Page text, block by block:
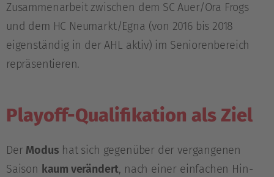
Zusammenarbeit zwischen dem SC Auer/Ora Frogs
und dem HC Neumarkt/Egna (von 2016 bis 2018
eigenständig in der AHL aktiv) im Seniorenbereich
repräsentieren.
Playoff-Qualifikation als Ziel
Der Modus hat sich gegenüber der vergangenen
Saison kaum verändert, nach einer einfachen Hin-